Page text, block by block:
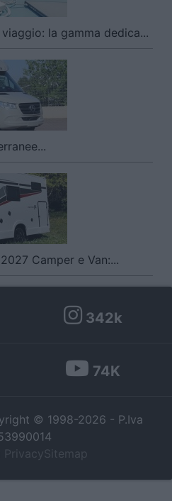
la gamma dedica...
Camper e Van:...
342k
74K
© 1998-2026 - P.Iva
PrivacySitemap